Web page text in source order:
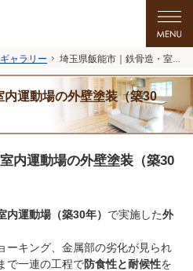
ャラリー 埼玉県飯能市｜鉄骨造・室内運動場の外壁塗装（築30年）
運動場の外壁塗装（築30
・川越市のリフォーム・リノベーション
リノベーションを手がける工務店なら住
内運動場の外壁塗装（築30
内運動場（築30年） で実施した外
ーキング、金属部の劣化が見られ
で一連の工程で防食性と耐候性を